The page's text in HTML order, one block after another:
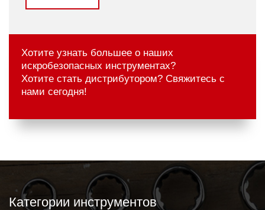
Хотите узнать большее о наших
искробезопасных инструментах?
Хотите стать дистрибутором? Свяжитесь с
нами сегодня!
Категории инструментов